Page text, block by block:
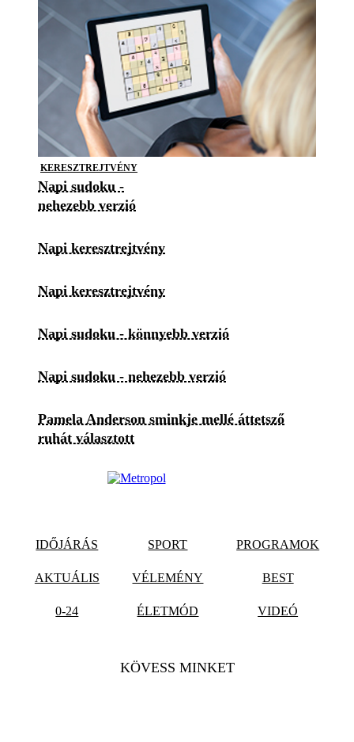
KERESZTREJTVÉNY
Napi sudoku -
nehezebb verzió
Napi keresztrejtvény
Napi keresztrejtvény
Napi sudoku - könnyebb verzió
Napi sudoku - nehezebb verzió
Pamela Anderson sminkje mellé áttetsző
ruhát választott
IDŐJÁRÁS SPORT PROGRAMOK
AKTUÁLIS VÉLEMÉNY BEST
0-24 ÉLETMÓD VIDEÓ
KÖVESS MINKET